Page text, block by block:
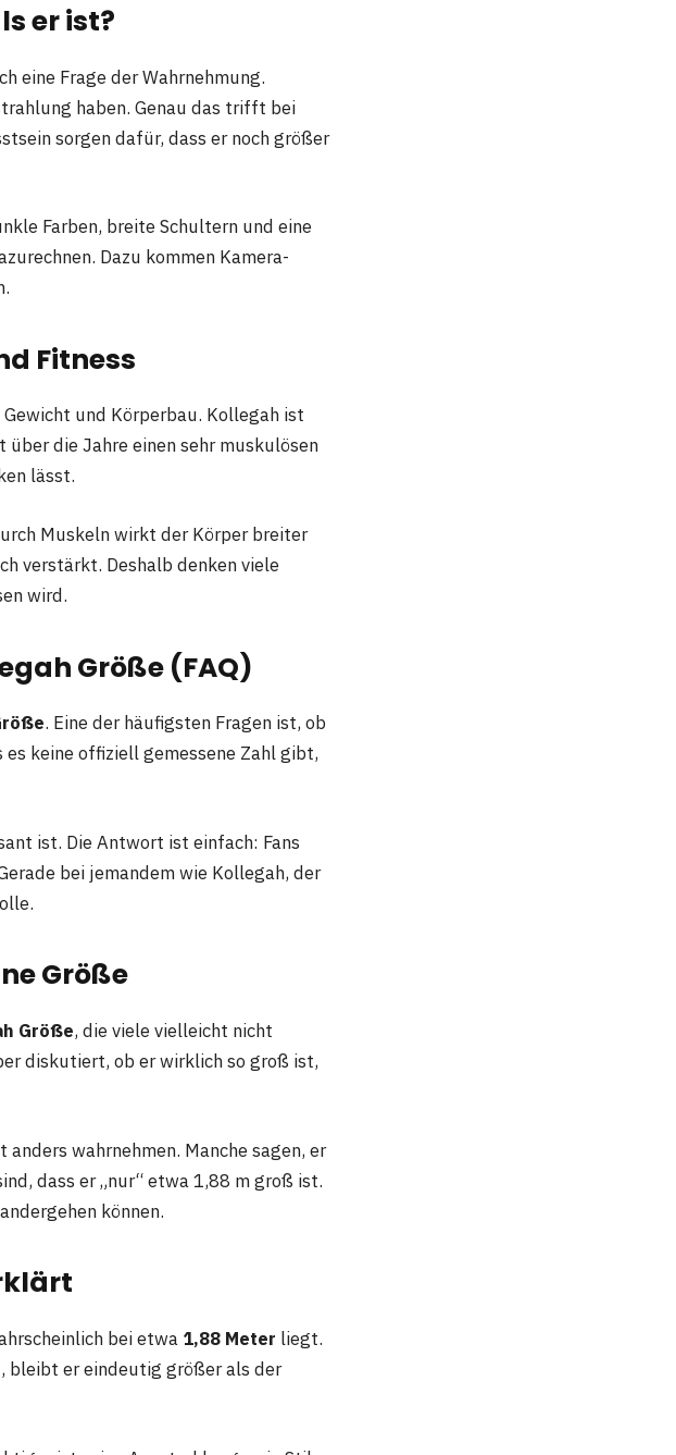
er ist?
eine Frage der Wahrnehmung.
haben. Genau das trifft bei
sorgen dafür, dass er noch größer
Farben, breite Schultern und eine
Dazu kommen Kamera-
Fitness
und Körperbau. Kollegah ist
die Jahre einen sehr muskulösen
lässt.
Muskeln wirkt der Körper breiter
verstärkt. Deshalb denken viele
wird.
Größe (FAQ)
. Eine der häufigsten Fragen ist, ob
keine offiziell gemessene Zahl gibt,
ist. Die Antwort ist einfach: Fans
bei jemandem wie Kollegah, der
Größe
Größe, die viele vielleicht nicht
diskutiert, ob er wirklich so groß ist,
wahrnehmen. Manche sagen, er
dass er „nur“ etwa 1,88 m groß ist.
können.
bei etwa 1,88 Meter liegt.
bleibt er eindeutig größer als der